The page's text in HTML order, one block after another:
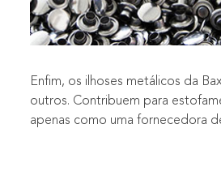
Enfim, os ilhoses metálicos da
outros. Contribuem para
apenas como uma fornecedora